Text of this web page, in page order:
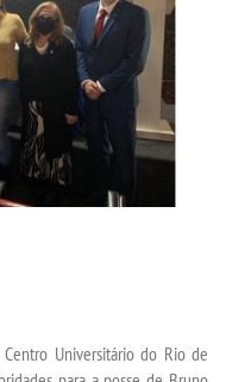
Universitário do Rio de